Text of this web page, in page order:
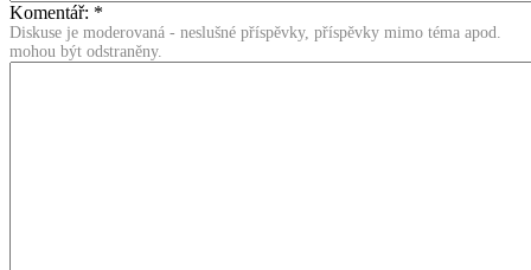
Komentář: *
Diskuse je moderovaná - neslušné příspěvky, příspěvky mimo téma apod.
mohou být odstraněny.